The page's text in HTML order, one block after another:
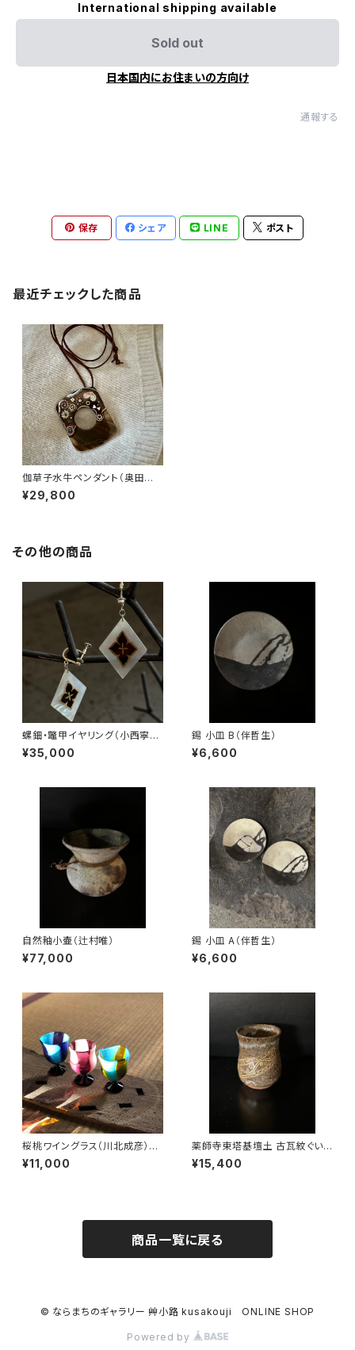
International shipping available
Sold out
日本国内にお住まいの方向け
通報する
保存 シェア LINE ポスト
最近チェックした商品
伽草子水牛ペンダント（奥田幸
子）
¥29,800
その他の商品
螺鈿・鼈甲イヤリング（小西寧
子）
¥35,000
錫 小皿 B（伴哲生）
¥6,600
自然釉小壷（辻村唯）
¥77,000
錫 小皿 A（伴哲生）
¥6,600
桜桃ワイングラス（川北成彦）ピ
ンクのみ在庫あり
¥11,000
薬師寺東塔基壇土 古瓦紋ぐい
呑み（尾西宏紀）
¥15,400
商品一覧に戻る
© ならまちのギャラリー 艸小路 kusakouji ONLINE SHOP
Powered by